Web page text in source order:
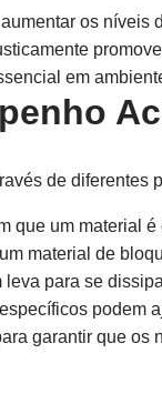
os níveis
em
de diferentes
que um material é
material de
leva para se
garantir que